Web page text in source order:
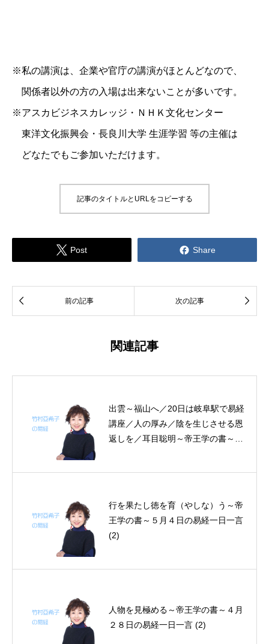
※私の講演は、企業や官庁の講演がほとんどなので、
関係者以外の方の入場は出来ないことが多いです。
※アスカビジネスカレッジ・ＮＨＫ文化センター
東洋文化振興会・長良川大学 生涯学習 等の主催は
どなたでもご参加いただけます。
記事のタイトルとURLをコピーする
 Post  Share
 前の記事 次の記事 
関連記事
出雲～福山へ／20日は岐阜駅で易経
講座／人の厚み／陰を生じさせる恩
返しを／耳目聡明～帝王学の書～7
行を果たし徳を育（やしな）う～帝
王学の書～５月４日の易経一日一言
(2)
人物を見極める～帝王学の書～４月
２８日の易経一日一言 (2)